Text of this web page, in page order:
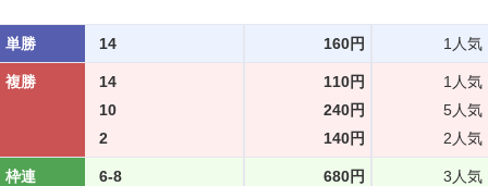
単勝 14 160円 1人気
複勝 14 110円
1人気
10
240円
5人気
2
140円 2人気
枠連 6-8 680円 3人気